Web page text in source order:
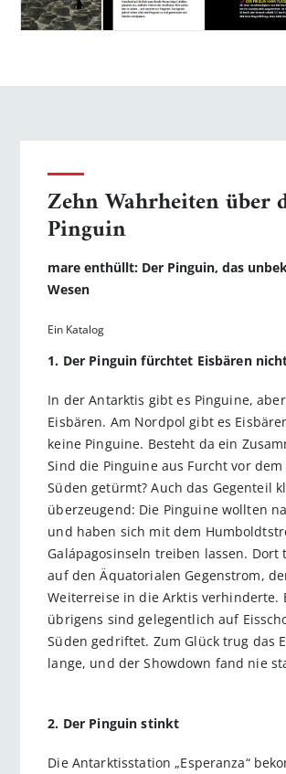
Zehn Wahrheiten über
Pinguin
mare enthüllt: Der Pinguin, das
Wesen
Ein Katalog
1. Der Pinguin fürchtet Eisbären
In der Antarktis gibt es Pinguine,
Eisbären. Am Nordpol gibt es
keine Pinguine. Besteht da ein
Sind die Pinguine aus Furcht vor
Süden getürmt? Auch das Gegenteil
überzeugend: Die Pinguine wollten
und haben sich mit dem
Galápagosinseln treiben lassen. Dort
auf den Äquatorialen Gegenstrom,
Weiterreise in die Arktis verhinderte.
übrigens sind gelegentlich auf
Süden gedriftet. Zum Glück trug das
lange, und der Showdown fand nie
2. Der Pinguin stinkt
Die Antarktisstation „Esperanza“